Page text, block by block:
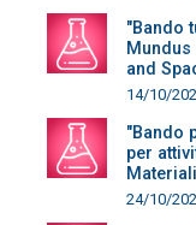
"Bando
and
14/10/
"Bando
per
24/10/